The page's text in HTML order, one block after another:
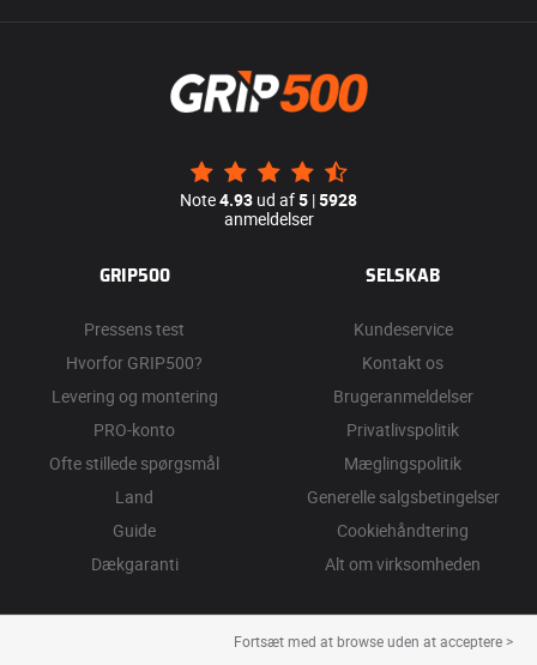
Note4.93 ud af5 |5928
anmeldelser
GRIP500
Pressens test
Hvorfor GRIP500?
Levering og montering
PRO-konto
Ofte stillede spørgsmål
Land
Guide
Dækgaranti
SELSKAB
Kundeservice
Kontakt os
Brugeranmeldelser
Privatlivspolitik
Mæglingspolitik
Generelle salgsbetingelser
Cookiehåndtering
Alt om virksomheden
Fortsæt med at browse uden at acceptere >